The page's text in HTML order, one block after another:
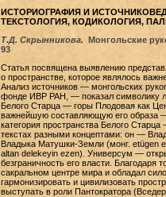
ИСТОРИОГРАФИЯ И
ТЕКСТОЛОГИЯ, КОДИКОЛОГИЯ,
Т.Д. Скрынникова. Монгольские
93
Статья посвящена выявлению
о пространстве, которое являлось
Анализ источников — монгольских
фонде ИВР РАН, — показал символику
Белого Старца — горы Плодовая как
важнейшую составляющую его образа
категория пространства Белого
текстах разными концептами: он —
Владыка Матушки-Земли (монг. etügen
altan delekeyin ezen). Универсум —
безграничность его власти. Благодаря
сакральном центре мира и обладал
гармонизировать и цивилизовать
выступать в роли Пантократора